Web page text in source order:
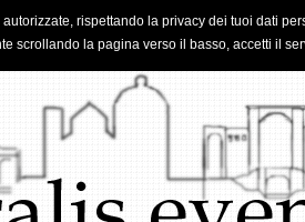
rispettando la privacy dei tuoi dati
scrollando la pagina verso il basso, accetti il